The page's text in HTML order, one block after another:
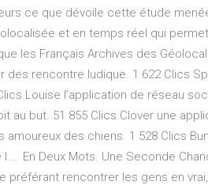
ce que dévoile cette étude
et en temps réel qui
les Français Archives des
rencontre ludique. 1 622 Clics
Louise l’application de réseau
au but. 51 855 Clics Clover une
des chiens. 1 528 Clics
... En Deux Mots. Une Seconde
préférant rencontrer les gens en